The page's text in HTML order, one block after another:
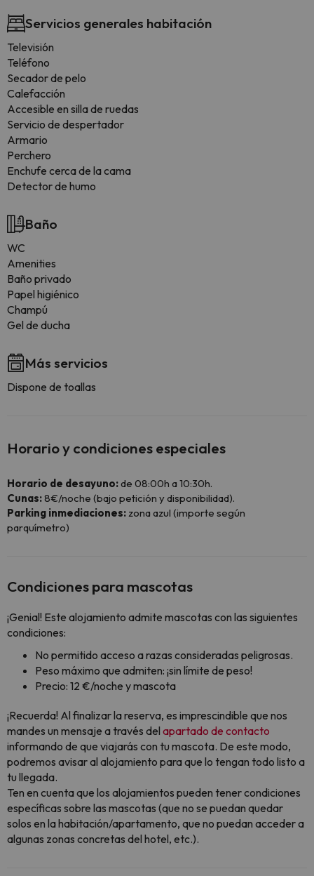
Servicios generales habitación
Televisión
Teléfono
Secador de pelo
Calefacción
Accesible en silla de ruedas
Servicio de despertador
Armario
Perchero
Enchufe cerca de la cama
Detector de humo
Baño
WC
Amenities
Baño privado
Papel higiénico
Champú
Gel de ducha
Más servicios
Dispone de toallas
Horario y condiciones especiales
Horario de desayuno:de 08:00h a 10:30h.
Cunas:8€/noche (bajo petición y disponibilidad).
Parking inmediaciones:zona azul (importe según
parquímetro)
Condiciones para mascotas
¡Genial! Este alojamiento admite mascotas con las siguientes
condiciones:
No permitido acceso a razas consideradas peligrosas.
Peso máximo que admiten: ¡sin límite de peso!
Precio: 12 €/noche y mascota
¡Recuerda! Al finalizar la reserva, es imprescindible que nos
mandes un mensaje a través del apartado de contacto
informando de que viajarás con tu mascota. De este modo,
podremos avisar al alojamiento para que lo tengan todo listo a
tu llegada.
Ten en cuenta que los alojamientos pueden tener condiciones
específicas sobre las mascotas (que no se puedan quedar
solos en la habitación/apartamento, que no puedan acceder a
algunas zonas concretas del hotel, etc.).